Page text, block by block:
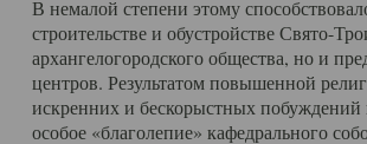
В немалой степени этому
строительстве и обустройстве Свято-
архангелогородского общества, но и
центров. Результатом повышенной
искренних и бескорыстных побуждений
особое «благолепие» кафедрального